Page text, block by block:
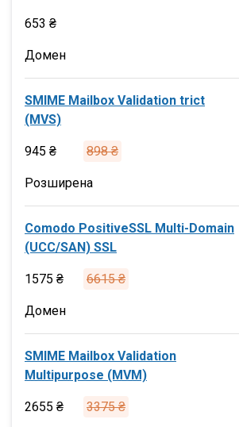
653 ₴
Домен
SMIME Mailbox Validation trict
(MVS)
945 ₴ 898 ₴
Розширена
Comodo PositiveSSL Multi-Domain
(UCC/SAN) SSL
1575 ₴ 6615 ₴
Домен
SMIME Mailbox Validation
Multipurpose (MVM)
2655 ₴ 3375 ₴